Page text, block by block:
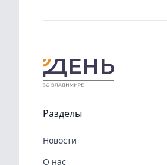
Разделы
Новости
О нас